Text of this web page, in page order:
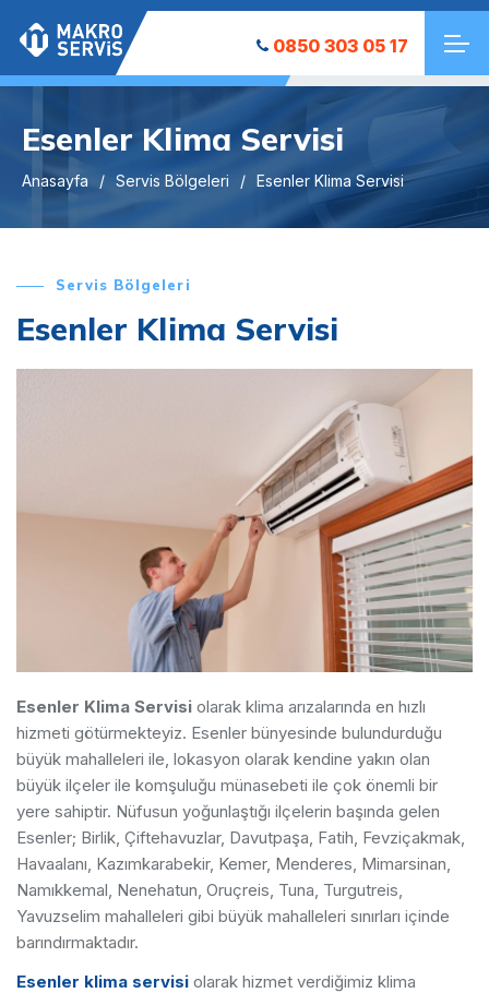
0850 303 05 17
Esenler Klima Servisi
Anasayfa Servis Bölgeleri Esenler Klima Servisi
Servis Bölgeleri
Esenler Klima Servisi
Esenler Klima Servisi olarak klima arızalarında en hızlı
hizmeti götürmekteyiz. Esenler bünyesinde bulundurduğu
büyük mahalleleri ile, lokasyon olarak kendine yakın olan
büyük ilçeler ile komşuluğu münasebeti ile çok önemli bir
yere sahiptir. Nüfusun yoğunlaştığı ilçelerin başında gelen
Esenler; Birlik, Çiftehavuzlar, Davutpaşa, Fatih, Fevziçakmak,
Havaalanı, Kazımkarabekir, Kemer, Menderes, Mimarsinan,
Namıkkemal, Nenehatun, Oruçreis, Tuna, Turgutreis,
Yavuzselim mahalleleri gibi büyük mahalleleri sınırları içinde
barındırmaktadır.
Esenler klima servisi olarak hizmet verdiğimiz klima